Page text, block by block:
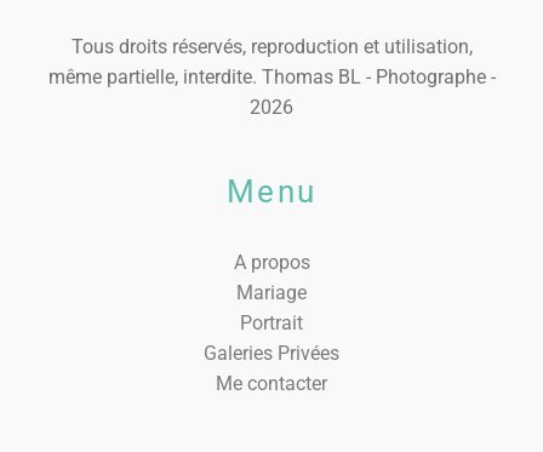
Tous droits réservés, reproduction et utilisation,
même partielle, interdite. Thomas BL - Photographe -
2026
Menu
A propos
Mariage
Portrait
Galeries Privées
Me contacter